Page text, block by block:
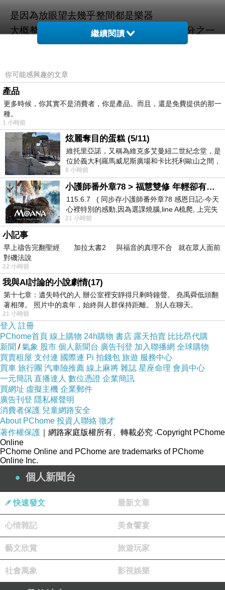
是因為放眼望去幾乎整間都是樂器
大概整間店（包含地下一樓）大概只有八分之一
是咖啡廳
座位也是少少的，所以每次經過，都會默默的略
過他XD
是後來有天我們上網查，才知道原來是五月天石
頭開的
身為資深迷妹的我，當然不能錯過打卡踩點的機
會啊！
我真的沒有騙人！放眼望去真的通通都是樂器XD
就算是資深迷妹，也會一不小心的錯過
連我們進去坐下要點咖啡喝的時候，店員還很意
外地問我們
：「你們是怎麼知道這裡的？通常大家都以為這
裡是樂器行」
我當然不會承認我和我朋友追五月天追到店裡來
了 哈哈哈
但請原諒我，因為太興奮了所以MENU甚麼的都
繼續閱讀
你可能感興趣的文章
產品
更多時候，你其實不是消費者，你是產品。而且，還是免費提供的那一
種。
1 小時前
炫麗奪目的蛋糕 (5/11)
維托里亞諾，又稱為維克多艾曼紐二世紀念堂，是
位於義大利羅馬威尼斯廣場和卡比托利歐山之間，
用以紀念統一義大利統一後的的第一位國
8 小時前
小護師番外章78 > 福慧雙修 年輕卻有個老靈魂 ㄑ金剛經〉podcast
115.6.7 ( 同步存小護師番外章78 感恩日記-今天
心裡特別的感動,因為選課燒腦,line A梳爬, 上完失
智課的她,特來傾
21 小時前
小記事
早上禱告完翻聖經 加拉太書2 與福音的真理不合 就在眾人面前
對磯法說
22 小時前
我與AI討論的小說劇情(17)
第十七章：遺失時代的人 辦公室裡安靜得只剩時鐘聲。 堯禹舜低頭翻
著相簿。 照片中的袁年，始終與人群保持距離。 別人在聊天。
21 小時前
登入 註冊
PChome首頁 線上購物 24h購物 書店 露天拍賣 比比昂代購
新聞 /氣象 股市 個人新聞台 廣告刊登 加入聯播網 全球購物
買賣租屋 支付連 國際連 Pi 拍錢包 旅遊 服務中心
買車 旅行團 汽車險推薦 線上麻將 雜誌 星座命理 會員中心
一元簡訊 直播達人 數位憑證 企業簡訊
買網址 虛擬主機 企業郵件
廣告刊登 隱私權聲明
消費者保護 兒童網路安全
About PChome 投資人聯絡 徵才
著作權保護 ｜網路家庭版權所有、轉載必究 ‧Copyright PChome
Online
PChome Online and PChome are trademarks of PChome
Online Inc.
個人新聞台
快速發文 最新文章
心情雜記 美食饗宴
藝文欣賞 旅遊玩家
社會萬象 影視娛樂